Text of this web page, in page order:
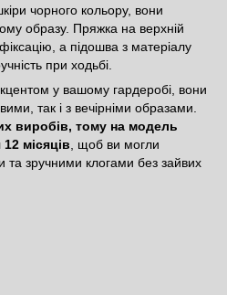
чорного кольору, вони
образу. Пряжка на верхній
а підошва з матеріалу
при ходьбі.
у вашому гардеробі, вони
так і з вечірніми образами.
виробів, тому на модель
місяців , щоб ви могли
та зручними клогами без зайвих